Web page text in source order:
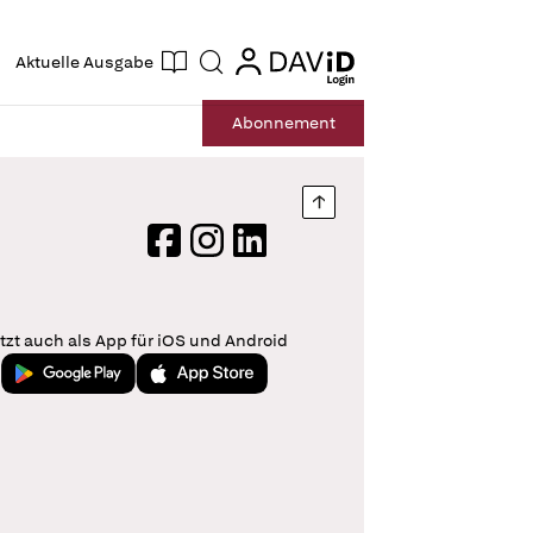
Aktuelle Ausgabe Suche login
login
Abonnement
Nach oben springen
FacebookInstagram
LinkedIn
auch als App für iOS und Android
Jetzt bei Google PlayLaden im App Store